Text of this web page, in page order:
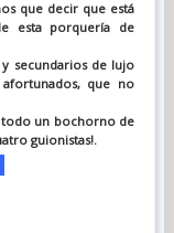
que decir que está
esta porquería de
secundarios de lujo
que no
un bochorno de
guionistas!.